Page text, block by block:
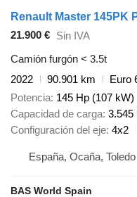
21.900 € Sin IVA
Camión furgón < 3.5t
2022
90.901 km
Euro
Potencia 145 Hp (107 kW)
Capacidad de carga 3.545
Configuración del eje 4x2
España, Ocaña, Toledo
BAS World Spain